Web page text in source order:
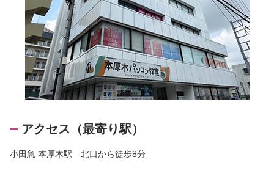
アクセス（最寄り駅）
小田急 本厚木駅 北口から徒歩8分